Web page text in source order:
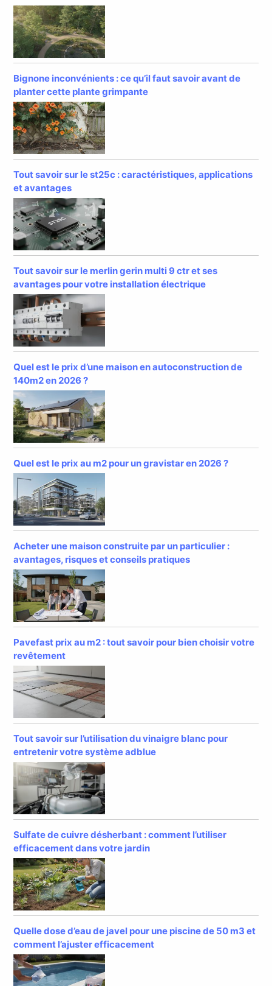
Bignone inconvénients : ce qu’il faut savoir avant de
planter cette plante grimpante
Tout savoir sur le st25c : caractéristiques, applications
et avantages
Tout savoir sur le merlin gerin multi 9 ctr et ses
avantages pour votre installation électrique
Quel est le prix d’une maison en autoconstruction de
140m2 en 2026 ?
Quel est le prix au m2 pour un gravistar en 2026 ?
Acheter une maison construite par un particulier :
avantages, risques et conseils pratiques
Pavefast prix au m2 : tout savoir pour bien choisir votre
revêtement
Tout savoir sur l’utilisation du vinaigre blanc pour
entretenir votre système adblue
Sulfate de cuivre désherbant : comment l’utiliser
efficacement dans votre jardin
Quelle dose d’eau de javel pour une piscine de 50 m3 et
comment l’ajuster efficacement